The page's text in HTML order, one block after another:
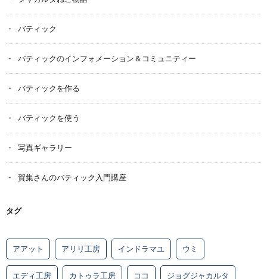
バティック
バティックのインフォメーション＆コミュニティー
バティックを作る
バティックを使う
写真ギャラリー
賀集さんのバティック入門講座
タグ
アアット アリリ工房 インドラマユ ウミ
エディ工房 カトゥラ工房 ココ ジョグジャカルタ